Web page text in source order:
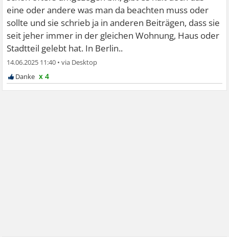
eine oder andere was man da beachten muss oder
sollte und sie schrieb ja in anderen Beiträgen, dass sie
seit jeher immer in der gleichen Wohnung, Haus oder
Stadtteil gelebt hat. In Berlin..
14.06.2025 11:40 •
x 4